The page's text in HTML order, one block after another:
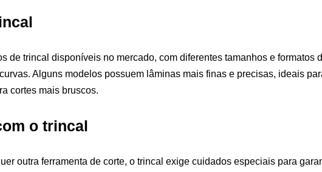
de trincal disponíveis no mercado, com diferentes tamanhos e
Alguns modelos possuem lâminas mais finas e precisas, ideais
cortes mais bruscos.
o trincal
outra ferramenta de corte, o trincal exige cuidados especiais para